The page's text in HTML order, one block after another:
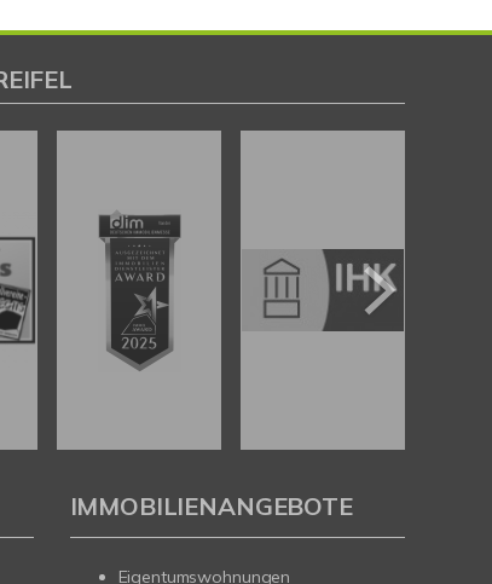
IMMOBILIENANGEBOTE
Eigentumswohnungen